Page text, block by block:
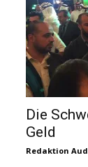
Die
Geld
Redaktion